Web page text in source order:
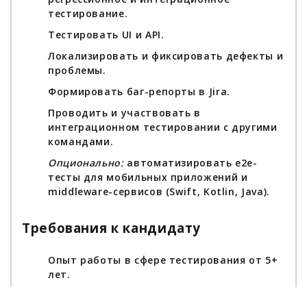
тестирование.
Тестировать UI и API.
Локализировать и фиксировать дефекты и
проблемы.
Формировать баг-репорты в Jira.
Проводить и участвовать в
интеграционном тестировании с другими
командами.
Опционально:автоматизировать e2e-
тесты для мобильных приложений и
middleware-сервисов (Swift, Kotlin, Java).
Требования к кандидату
Опыт работы в сфере тестирования от 5+
лет.